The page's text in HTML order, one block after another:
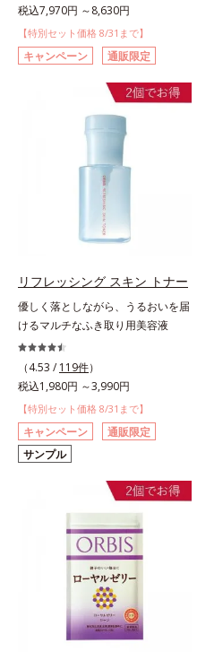
税込7,970円 ～8,630円
【特別セット価格 8/31まで】
キャンペーン 通販限定
リフレッシング スキン トナー
優しく落としながら、うるおいを届
けるマルチなふき取り用美容液
（4.53 / 119件）
税込1,980円 ～3,990円
【特別セット価格 8/31まで】
キャンペーン
通販限定
サンプル